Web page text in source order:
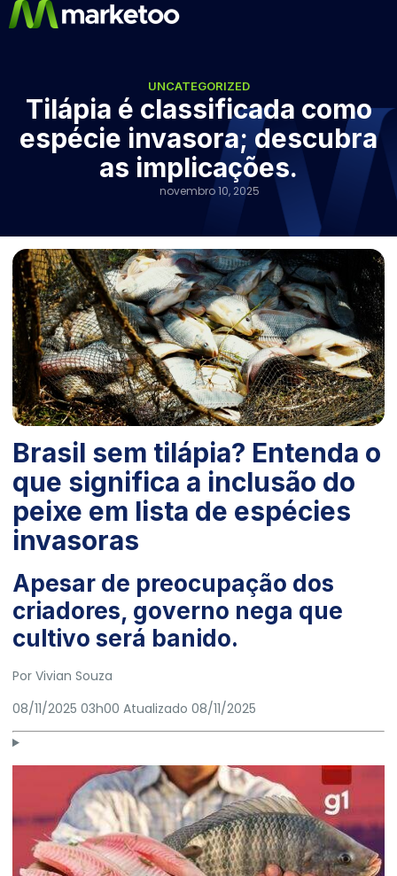
UNCATEGORIZED
Tilápia é classificada como
espécie invasora; descubra
as implicações.
novembro 10, 2025
Brasil sem tilápia? Entenda o
que significa a inclusão do
peixe em lista de espécies
invasoras
Apesar de preocupação dos
criadores, governo nega que
cultivo será banido.
Por Vivian Souza
08/11/2025 03h00 Atualizado 08/11/2025